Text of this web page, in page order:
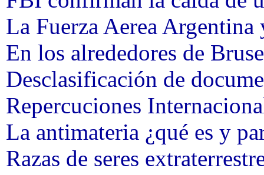
La Fuerza Aerea Argentina
En los alrededores de
Desclasificación de
Repercuciones
La antimateria ¿qué es y
Razas de seres